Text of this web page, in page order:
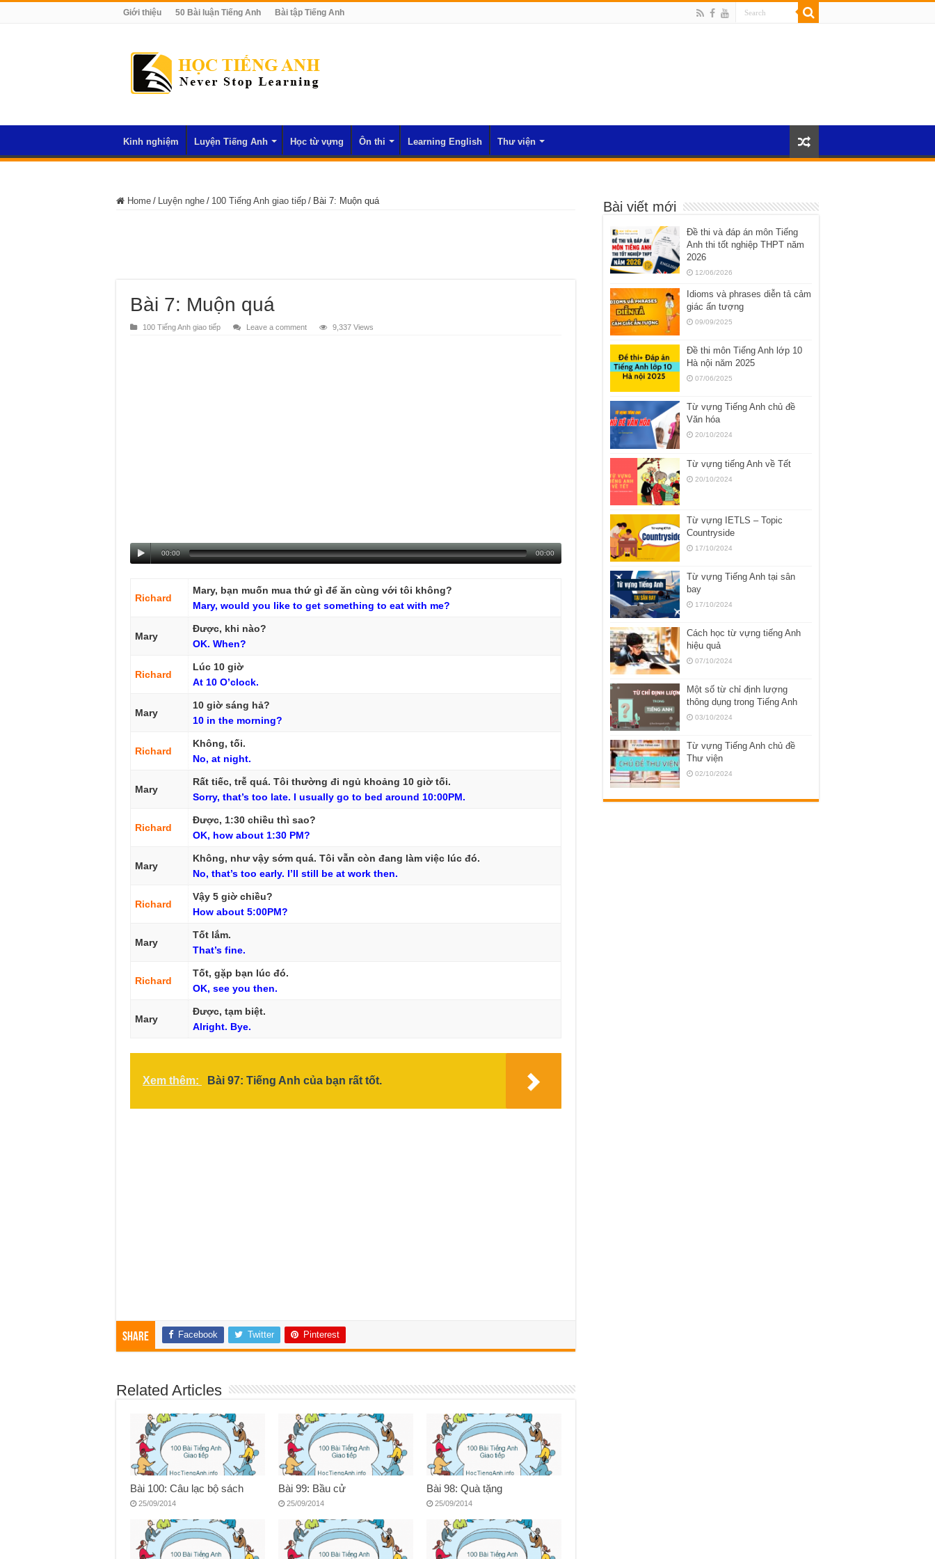
Giới thiệu 50 Bài luận Tiếng Anh Bài tập Tiếng Anh
Kinh nghiệm Luyện Tiếng Anh Học từ vựng Ôn thi Learning English Thư viện
Home / Luyện nghe / 100 Tiếng Anh giao tiếp / Bài 7: Muộn quá
Bài 7: Muộn quá
100 Tiếng Anh giao tiếp Leave a comment 9,337 Views
00:00 00:00
Richard
Mary, bạn muốn mua thứ gì để ăn cùng với tôi không?
Mary, would you like to get something to eat with me?
Mary
Được, khi nào?
OK. When?
Richard
Lúc 10 giờ
At 10 O’clock.
Mary
10 giờ sáng hả?
10 in the morning?
Richard
Không, tối.
No, at night.
Mary
Rất tiếc, trễ quá. Tôi thường đi ngủ khoảng 10 giờ tối.
Sorry, that’s too late. I usually go to bed around 10:00PM.
Richard
Được, 1:30 chiều thì sao?
OK, how about 1:30 PM?
Mary
Không, như vậy sớm quá. Tôi vẫn còn đang làm việc lúc đó.
No, that’s too early. I’ll still be at work then.
Richard
Vậy 5 giờ chiều?
How about 5:00PM?
Mary
Tốt lắm.
That’s fine.
Richard
Tốt, gặp bạn lúc đó.
OK, see you then.
Mary
Được, tạm biệt.
Alright. Bye.
Xem thêm: Bài 97: Tiếng Anh của bạn rất tốt.
Share Facebook Twitter Pinterest
Related Articles
Bài 100: Câu lạc bộ sách
25/09/2014
Bài 99: Bầu cử
25/09/2014
Bài 98: Quà tặng
25/09/2014
Bài viết mới
Đề thi và đáp án môn Tiếng
Anh thi tốt nghiệp THPT năm
2026
12/06/2026
Idioms và phrases diễn tả cảm
giác ấn tượng
09/09/2025
Đề thi môn Tiếng Anh lớp 10
Hà nội năm 2025
07/06/2025
Từ vựng Tiếng Anh chủ đề
Văn hóa
20/10/2024
Từ vựng tiếng Anh về Tết
20/10/2024
Từ vựng IETLS – Topic
Countryside
17/10/2024
Từ vựng Tiếng Anh tại sân
bay
17/10/2024
Cách học từ vựng tiếng Anh
hiệu quả
07/10/2024
Một số từ chỉ định lượng
thông dụng trong Tiếng Anh
03/10/2024
Từ vựng Tiếng Anh chủ đề
Thư viện
02/10/2024